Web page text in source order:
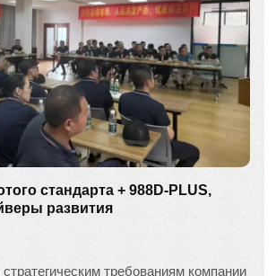
стандарта + 988D-PLUS,
развития
требованиям компании